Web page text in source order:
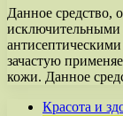
Данное средство,
исключительными
зачастую
кожи. Данное
Красота и